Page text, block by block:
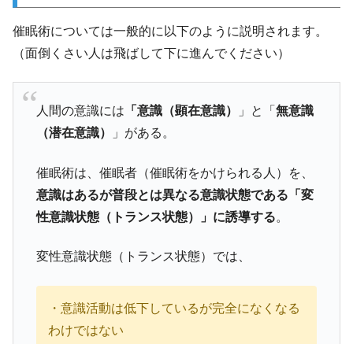
催眠術については一般的に以下のように説明されます。
（面倒くさい人は飛ばして下に進んでください）
人間の意識には 「意識（顕在意識） 」と「 無意識
（潜在意識）
」がある。
催眠術は、催眠者（催眠術をかけられる人）を、
意識はあるが普段とは異なる意識状態である「変
性意識状態（トランス状態）」に誘導する。
変性意識状態（トランス状態）では、
・意識活動は低下しているが完全になくなる
わけではない